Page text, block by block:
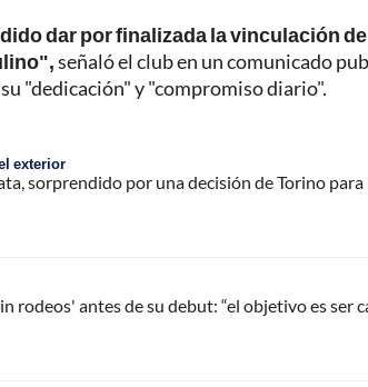
dar por finalizada la vinculación
señaló el club en un comunicado
"dedicación" y "compromiso diario".
exterior
sorprendido por una decisión de Torino
rodeos' antes de su debut: “el objetivo es ser